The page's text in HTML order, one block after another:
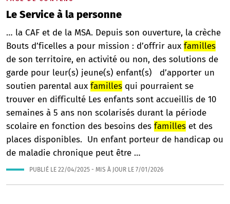
Le Service à la personne
… la CAF et de la MSA. Depuis son ouverture, la crèche
Bouts d’ficelles a pour mission : d’offrir aux familles
de son territoire, en activité ou non, des solutions de
garde pour leur(s) jeune(s) enfant(s) d’apporter un
soutien parental aux familles qui pourraient se
trouver en difficulté Les enfants sont accueillis de 10
semaines à 5 ans non scolarisés durant la période
scolaire en fonction des besoins des familles et des
places disponibles. Un enfant porteur de handicap ou
de maladie chronique peut être …
PUBLIÉ LE 22/04/2025 - MIS À JOUR LE 7/01/2026